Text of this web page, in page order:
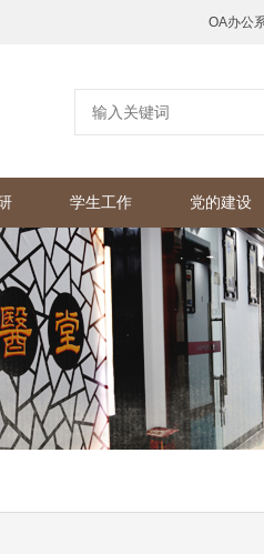
OA办公
学生工作 党的建设